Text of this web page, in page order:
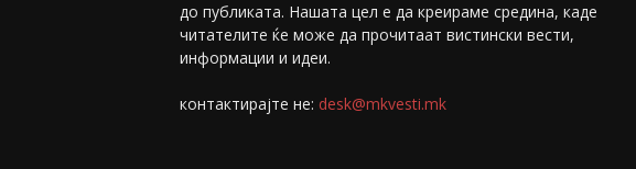
до публиката. Нашата цел е да креираме средина, каде
читателите ќе може да прочитаат вистински вести,
информации и идеи.
контактирајте не: desk@mkvesti.mk